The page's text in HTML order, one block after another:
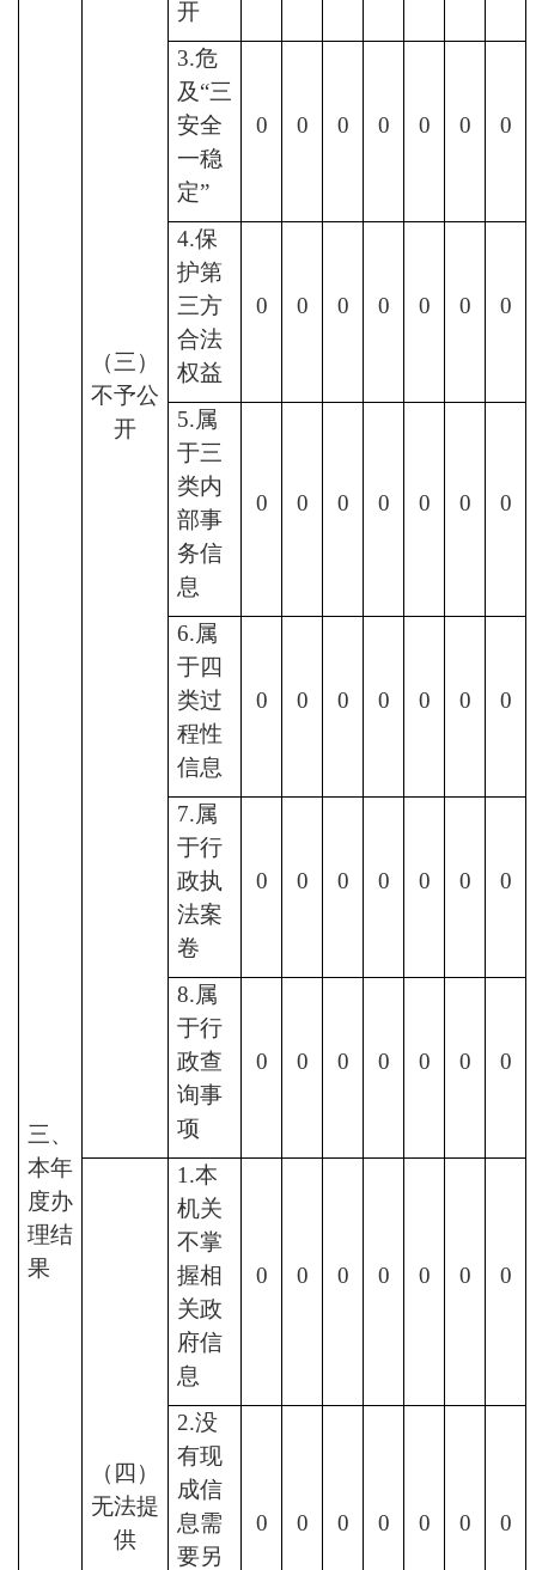
三、
本年
度办
理结
果
（三）
不予公
开
开
3.危
及“三
安全
一稳
定”
0 0 0 0 0 0 0
4.保
护第
三方
合法
权益
0 0 0 0 0 0 0
5.属
于三
类内
部事
务信
息
0 0 0 0 0 0 0
6.属
于四
类过
程性
信息
0 0 0 0 0 0 0
7.属
于行
政执
法案
卷
0 0 0 0 0 0 0
8.属
于行
政查
询事
项
0 0 0 0 0 0 0
（四）
无法提
供
1.本
机关
不掌
握相
关政
府信
息
0 0 0 0 0 0 0
2.没
有现
成信
息需
要另
0 0 0 0 0 0 0